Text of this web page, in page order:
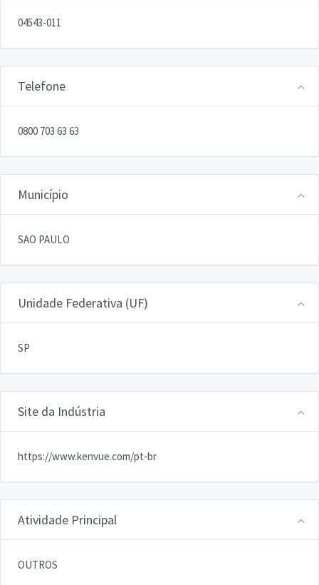
04543-011
Telefone
0800 703 63 63
Município
SAO PAULO
Unidade Federativa (UF)
SP
Site da Indústria
https://www.kenvue.com/pt-br
Atividade Principal
OUTROS